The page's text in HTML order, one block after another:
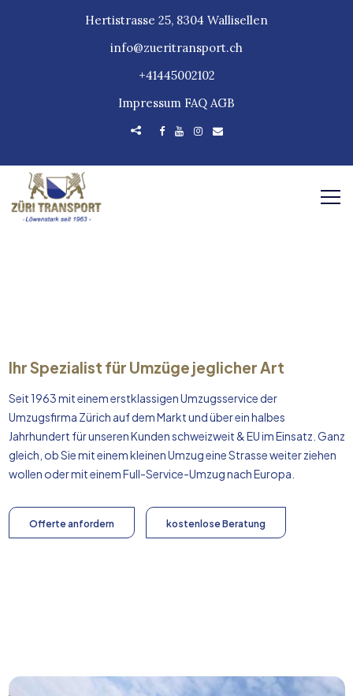
Hertistrasse 25, 8304 Wallisellen
info@zueritransport.ch
+41445002102
Impressum FAQ AGB
Ihr Spezialist für Umzüge jeglicher Art
Seit 1963 mit einem erstklassigen Umzugsservice der
Umzugsfirma Zürich auf dem Markt und über ein halbes
Jahrhundert für unseren Kunden schweizweit & EU im Einsatz. Ganz
gleich, ob Sie mit einem kleinen Umzug eine Strasse weiter ziehen
wollen oder mit einem Full-Service-Umzug nachEuropa
Offerte anfordern kostenlose Beratung